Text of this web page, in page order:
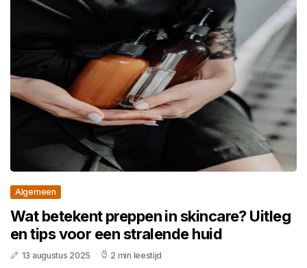
Algemeen
Wat betekent preppen in skincare? Uitleg
en tips voor een stralende huid
13 augustus 2025 2 min leestijd